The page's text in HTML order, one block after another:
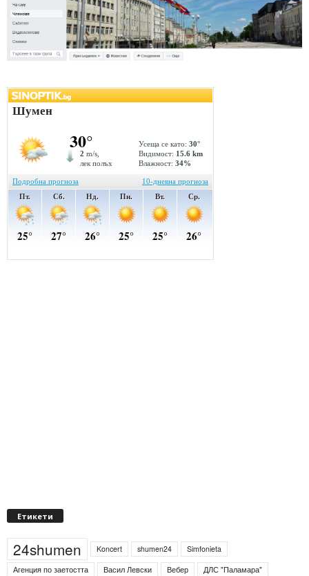
Етикети
24shumen Koncert shumen24
Simfonieta
Агенция по заетостта
Васил Левски Вебер
ДЛС "Паламара"